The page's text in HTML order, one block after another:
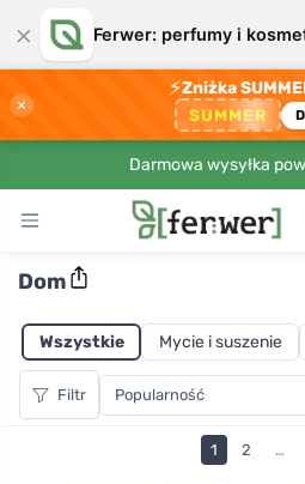
× Ferwer: perfumy i
×
⚡Zniżka
SUMMER
Darmowa wysyłka
Dom
Wszystkie Mycie i suszenie
Filtr
1 2 …